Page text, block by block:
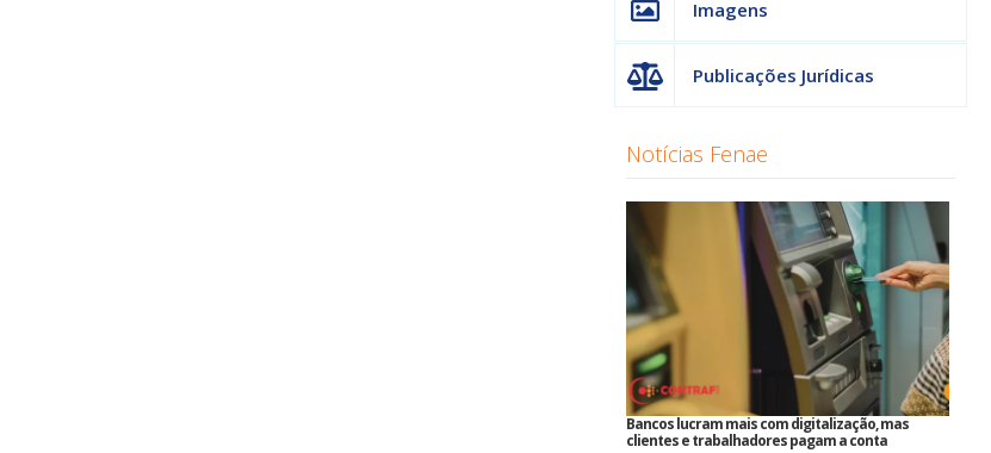
Imagens
Publicações Jurídicas
Notícias Fenae
Bancos lucram mais com digitalização, mas
clientes e trabalhadores pagam a conta